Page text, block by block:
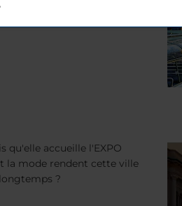
qu'elle accueille l'EXPO
la mode rendent cette ville
?